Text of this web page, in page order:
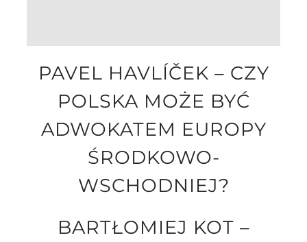
PAVEL HAVLÍČEK – CZY
POLSKA MOŻE BYĆ
ADWOKATEM EUROPY
ŚRODKOWO-
WSCHODNIEJ?
BARTŁOMIEJ KOT –